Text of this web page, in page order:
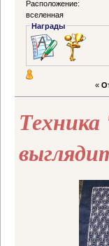
Расположение:
вселенная
Награды
«